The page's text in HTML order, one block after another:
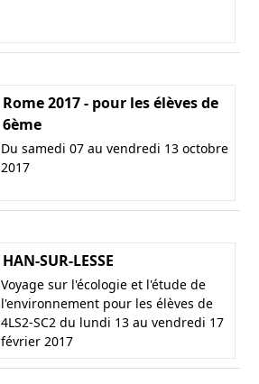
Rome 2017 - pour les élèves de
6ème
Du samedi 07 au vendredi 13 octobre
2017
HAN-SUR-LESSE
Voyage sur l'écologie et l'étude de
l'environnement pour les élèves de
4LS2-SC2 du lundi 13 au vendredi 17
février 2017